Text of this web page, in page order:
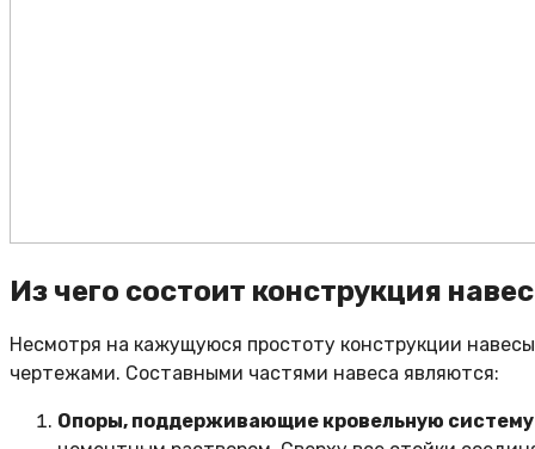
Из чего состоит конструкция
Несмотря на кажущуюся простоту конструкции
чертежами. Составными частями навеса являются:
Опоры, поддерживающие кровельную